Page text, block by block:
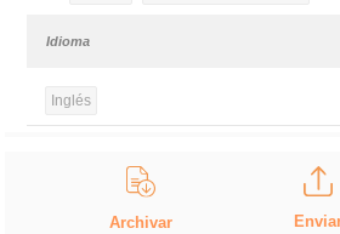
Idioma
Inglés
Archivar